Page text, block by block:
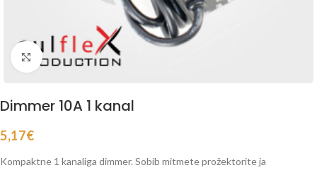
Click to enlarge
Dimmer 10A 1 kanal
5,17€
Kompaktne 1 kanaliga dimmer. Sobib mitmete prožektorite ja